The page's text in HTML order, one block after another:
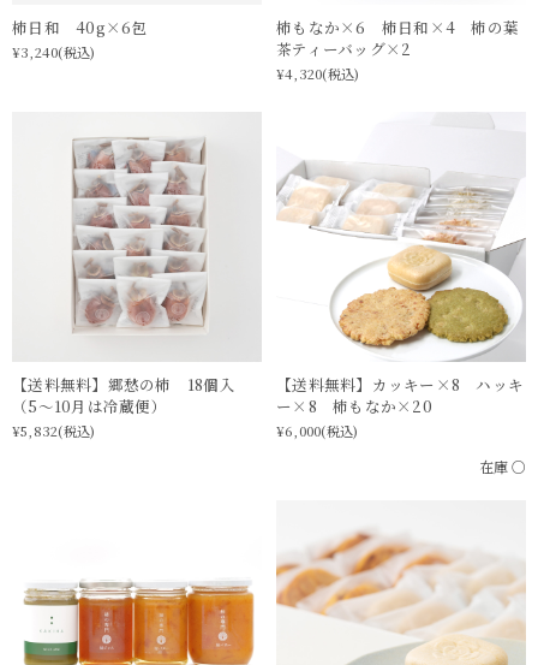
柿日和 40g×6包
¥3,240(税込)
柿もなか×6 柿日和×4 柿の葉
茶ティーバッグ×2
¥4,320(税込)
【送料無料】郷愁の柿 18個入
（5〜10月は冷蔵便）
¥5,832(税込)
【送料無料】カッキー×8 ハッキ
ー×8 柿もなか×20
¥6,000(税込)
在庫 ○